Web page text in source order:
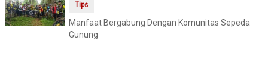
Tips
Manfaat Bergabung Dengan Komunitas Sepeda
Gunung